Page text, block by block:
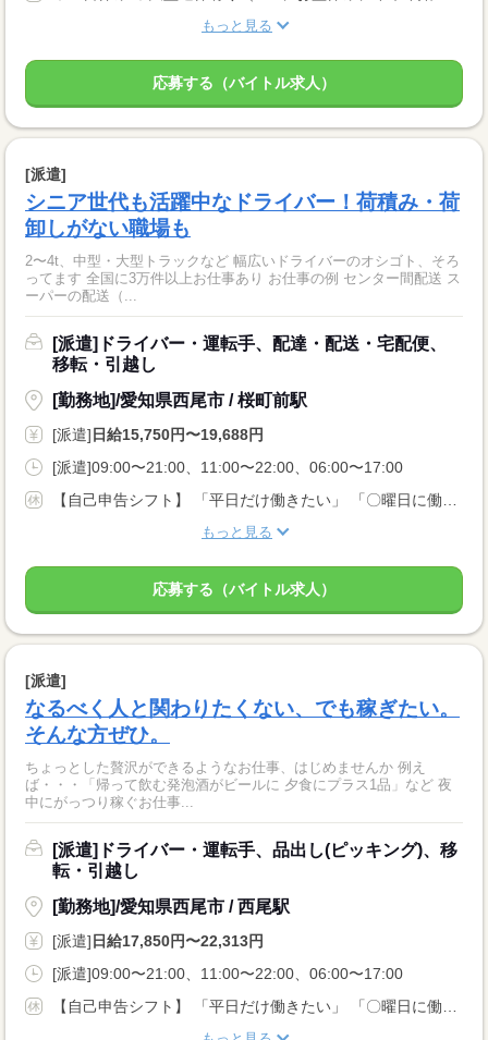
もっと見る
応募する（バイトル求人）
[派遣]
シニア世代も活躍中なドライバー！荷積み・荷
卸しがない職場も
2〜4t、中型・大型トラックなど 幅広いドライバーのオシゴト、そろ
ってます 全国に3万件以上お仕事あり お仕事の例 センター間配送 ス
ーパーの配送（...
[派遣]ドライバー・運転手、配達・配送・宅配便、
移転・引越し
[勤務地]/愛知県西尾市 / 桜町前駅
[派遣] 日給15,750円〜19,688円
[派遣]09:00〜21:00、11:00〜22:00、06:00〜17:00
【自己申告シフト】 「平日だけ働きたい」 「〇曜日に働きたい」 など、働き方は自分で選べます。 曜日・時間についてのご希望も 面談の際に教えてくださいね。 ※こちらは中型以上のお仕事の例です
もっと見る
応募する（バイトル求人）
[派遣]
なるべく人と関わりたくない、でも稼ぎたい。
そんな方ぜひ。
ちょっとした贅沢ができるようなお仕事、はじめませんか 例え
ば・・・「帰って飲む発泡酒がビールに 夕食にプラス1品」など 夜
中にがっつり稼ぐお仕事...
[派遣]ドライバー・運転手、品出し(ピッキング)、移
転・引越し
[勤務地]/愛知県西尾市 / 西尾駅
[派遣] 日給17,850円〜22,313円
[派遣]09:00〜21:00、11:00〜22:00、06:00〜17:00
【自己申告シフト】 「平日だけ働きたい」 「〇曜日に働きたい」 など、働き方は自分で選べます。 曜日・時間についてのご希望も 面談の際に教えてくださいね。 ※こちらは中型以上のお仕事の例です